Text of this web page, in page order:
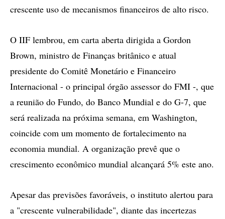
crescente uso de mecanismos financeiros de alto risco.
O IIF lembrou, em carta aberta dirigida a Gordon
Brown, ministro de Finanças britânico e atual
presidente do Comitê Monetário e Financeiro
Internacional - o principal órgão assessor do FMI -, que
a reunião do Fundo, do Banco Mundial e do G-7, que
será realizada na próxima semana, em Washington,
coincide com um momento de fortalecimento na
economia mundial. A organização prevê que o
crescimento econômico mundial alcançará 5% este ano.
Apesar das previsões favoráveis, o instituto alertou para
a "crescente vulnerabilidade", diante das incertezas